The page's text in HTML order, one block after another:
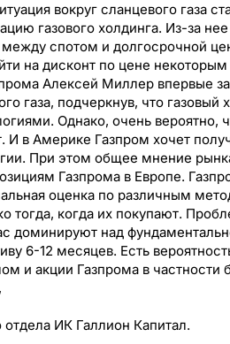
вокруг сланцевого газа
газового холдинга. Из-за
спотом и долгосрочной
на дисконт по цене
Алексей Миллер впервые
газа, подчеркнув, что газовый
Однако, очень вероятно,
И в Америке Газпром хочет
При этом общее мнение
Газпрома в Европе.
оценка по различным
тогда, когда их покупают.
доминируют над
6-12 месяцев. Есть
и акции Газпрома в
отдела ИК Галлион Капитал.